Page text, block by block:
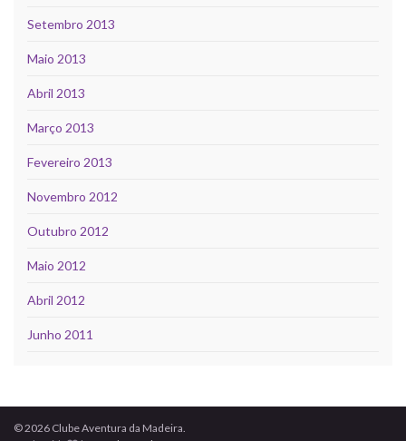
Setembro 2013
Maio 2013
Abril 2013
Março 2013
Fevereiro 2013
Novembro 2012
Outubro 2012
Maio 2012
Abril 2012
Junho 2011
© 2026 Clube Aventura da Madeira.